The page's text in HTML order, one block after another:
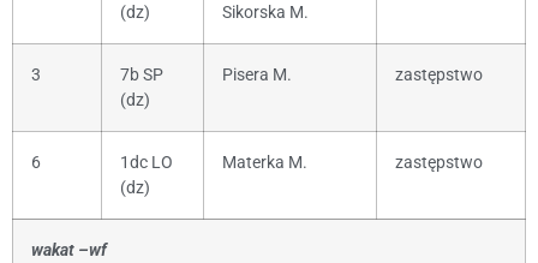
(dz)
Sikorska M.
3
7b SP
(dz)
Pisera M. zastępstwo
6
1dc LO
(dz)
Materka M. zastępstwo
wakat –wf